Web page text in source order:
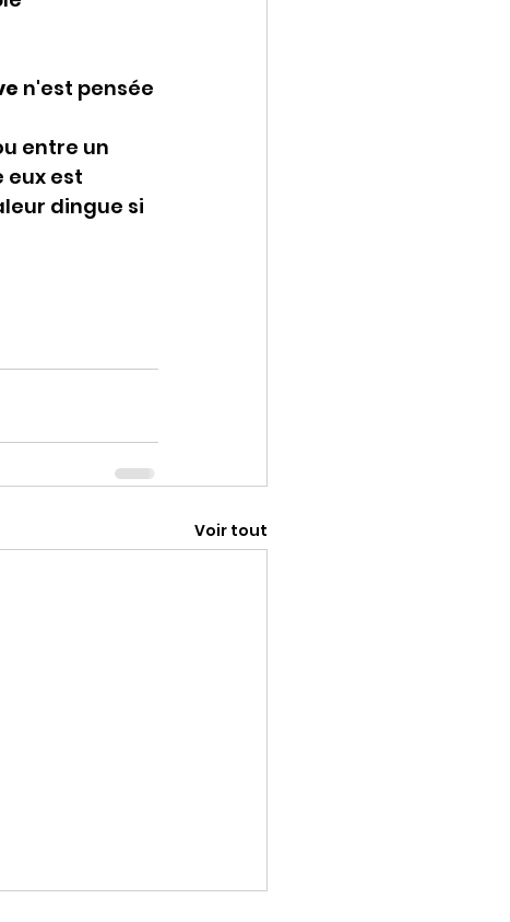
n'est pensée
entre un
eux est
dingue si
Voir tout